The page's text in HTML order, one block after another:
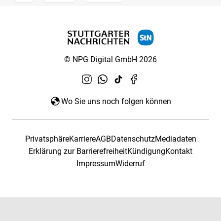
© NPG Digital GmbH 2026
Wo Sie uns noch folgen können
PrivatsphäreKarriereAGBDatenschutzMediadaten
Erklärung zur BarrierefreiheitKündigungKontakt
ImpressumWiderruf